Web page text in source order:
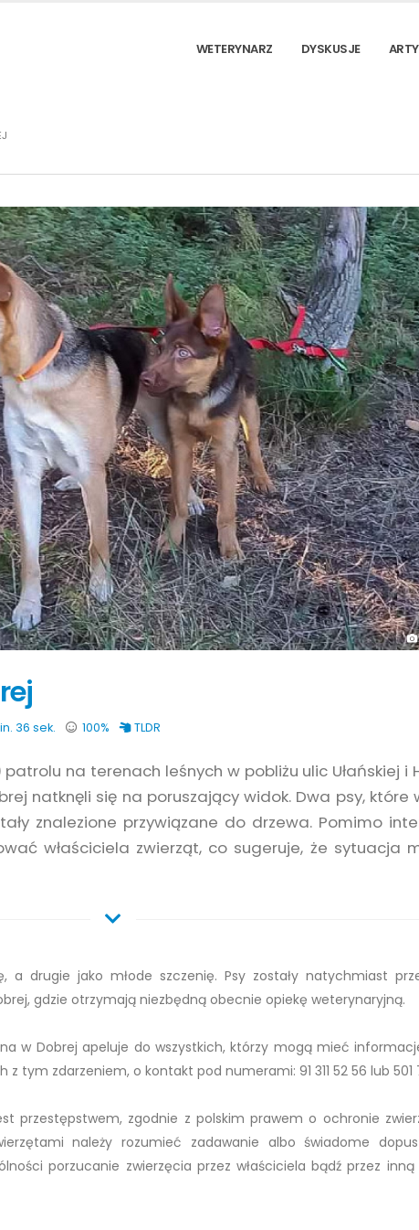
WETERYNARZ DYSKUSJE
36 sek. 100% TLDR
na terenach leśnych w pobliżu ulic Ułańskiej i
natknęli się na poruszający widok. Dwa psy, które
znalezione przywiązane do drzewa. Pomimo
właściciela zwierząt, co sugeruje, że sytuacja
a drugie jako młode szczenię. Psy zostały natychmiast
gdzie otrzymają niezbędną obecnie opiekę weterynaryjną.
w Dobrej apeluje do wszystkich, którzy mogą mieć
tym zdarzeniem, o kontakt pod numerami: 91 311 52 56 lub 501
przestępstwem, zgodnie z polskim prawem o ochronie
należy rozumieć zadawanie albo świadome
porzucanie zwierzęcia przez właściciela bądź przez